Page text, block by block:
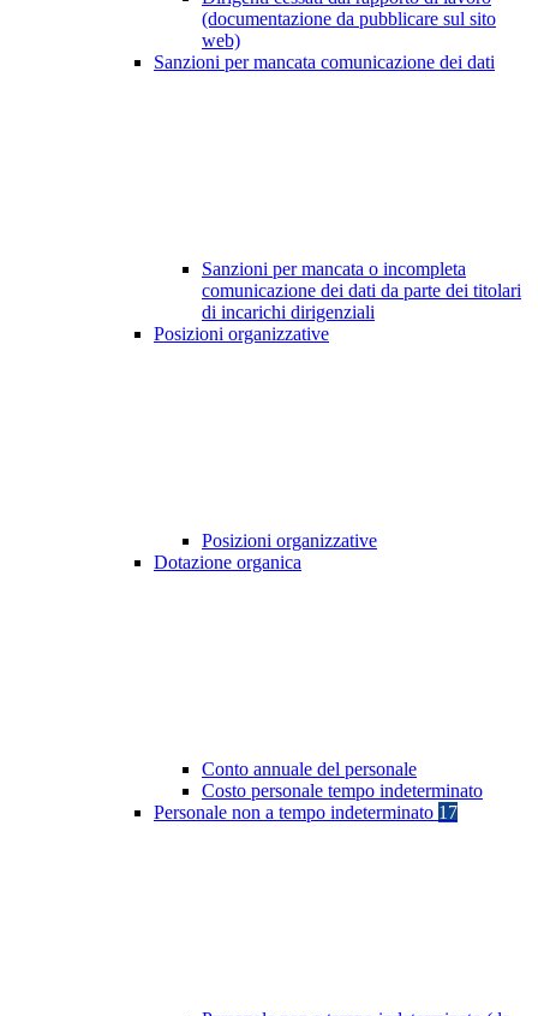
(documentazione da pubblicare sul sito
web)
Sanzioni per mancata comunicazione dei dati
Sanzioni per mancata o incompleta
comunicazione dei dati da parte dei titolari
di incarichi dirigenziali
Posizioni organizzative
Posizioni organizzative
Dotazione organica
Conto annuale del personale
Costo personale tempo indeterminato
Personale non a tempo indeterminato 17